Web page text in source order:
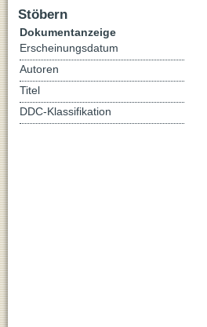
Stöbern
Dokumentanzeige
Erscheinungsdatum
Autoren
Titel
DDC-Klassifikation